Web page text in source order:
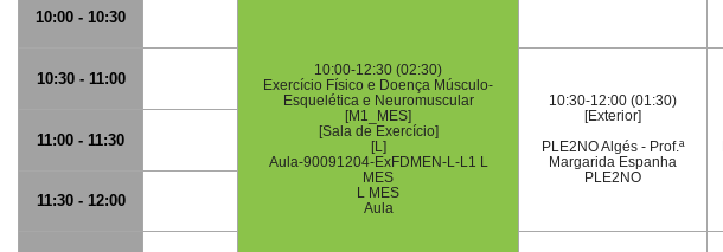
10:00 - 10:30
10:00-12:30 (02:30)
Exercício Físico e Doença Músculo-
Esquelética e Neuromuscular
[M1_MES]
[Sala de Exercício]
[L]
Aula-90091204-ExFDMEN-L-L1 L
MES
L MES
Aula
10:30 - 11:00
10:30-12:00 (01:30)
[Exterior]
PLE2NO Algés - Prof.ª
Margarida Espanha
PLE2NO
11:00 - 11:30
11:30 - 12:00